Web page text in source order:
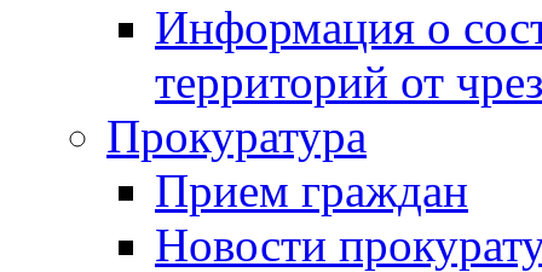
Информация о
территорий от
Прокуратура
Прием граждан
Новости